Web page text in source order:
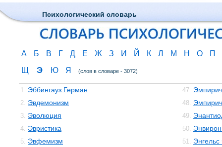
Психологический словарь
А Б В Г Д Е Ж З И Й К Л М Н О
П
Щ
Э Ю Я (слов в словаре - 3072)
1. Эббингауз Герман
2. Эвдемонизм
3. Эволюция
4. Эвристика
5. Эвфемизм
47.
48.
49.
50.
51.